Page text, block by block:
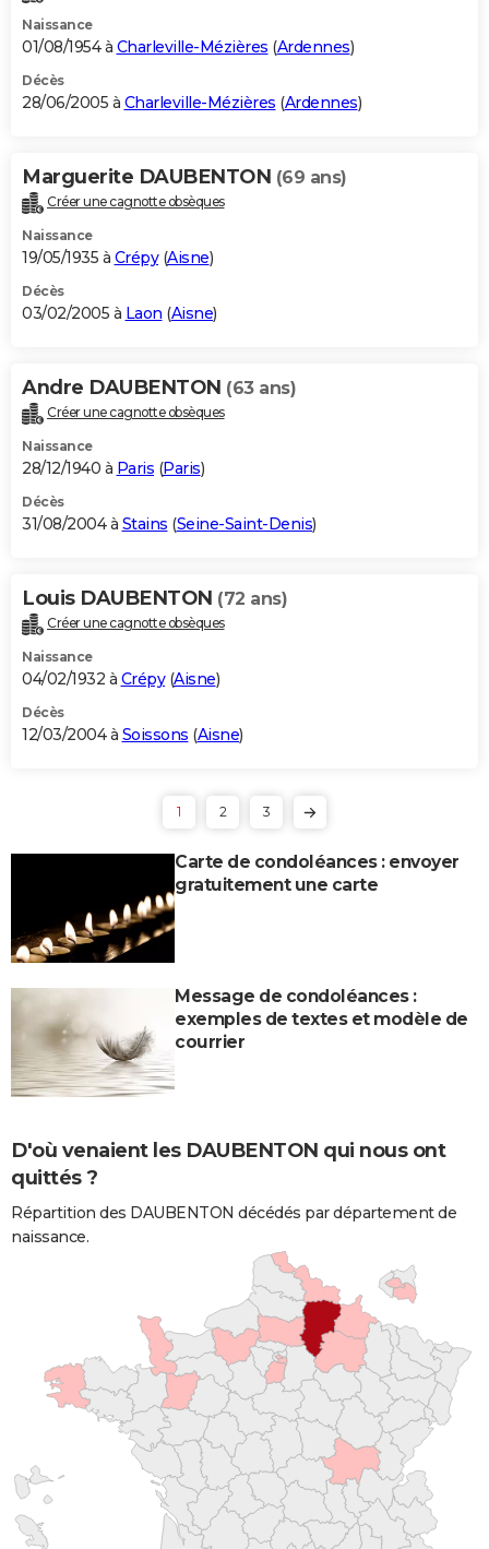
Naissance
01/08/1954 à Charleville-Mézières (Ardennes)
Décès
28/06/2005 à Charleville-Mézières (Ardennes)
Marguerite DAUBENTON (69 ans)
Créer une cagnotte obsèques
Naissance
19/05/1935 à Crépy(Aisne)
Décès
03/02/2005 à Laon (Aisne)
Andre DAUBENTON (63 ans)
Créer une cagnotte obsèques
Naissance
28/12/1940 à Paris (Paris)
Décès
31/08/2004 à Stains (Seine-Saint-Denis)
Louis DAUBENTON (72 ans)
Créer une cagnotte obsèques
Naissance
04/02/1932 à Crépy(Aisne)
Décès
12/03/2004 à Soissons (Aisne)
1 2 3
Carte de condoléances : envoyer
gratuitement une carte
Message de condoléances :
exemples de textes et modèle de
courrier
D'où venaient les DAUBENTON qui nous ont
quittés ?
Répartition des DAUBENTON décédés par département de
naissance.